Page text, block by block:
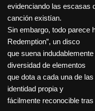
evidenciando las escasas
canción existían.
Sin embargo, todo parece
Redemption”, un disco
que suena
diversidad de elementos
que dota a cada una de
identidad propia y
fácilmente reconocible